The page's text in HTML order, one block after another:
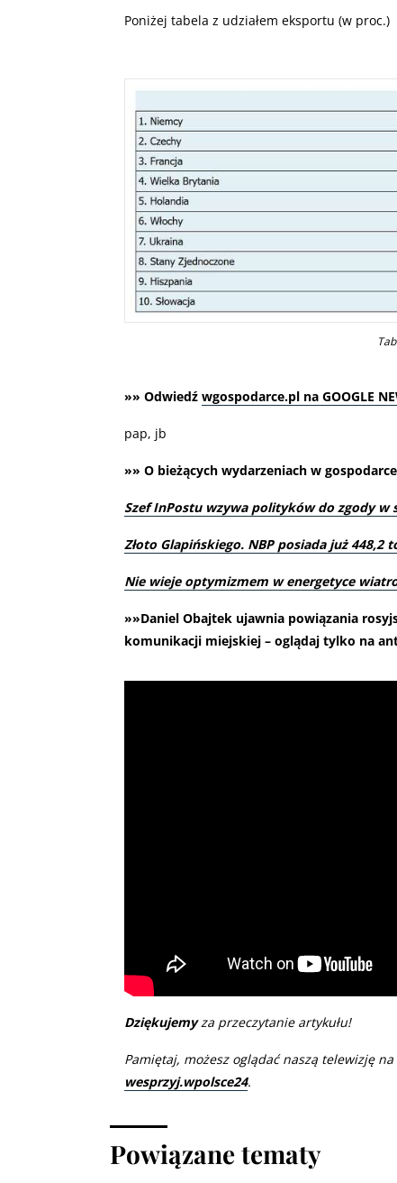
Poniżej tabela z udziałem eksportu (w proc.)
»» Odwiedź wgospodarce.pl na GOOGLE
pap, jb
»» O bieżących wydarzeniach w
Szef InPostu wzywa polityków do zgody w
Złoto Glapińskiego. NBP posiada już 448,2
Nie wieje optymizmem w energetyce
»»Daniel Obajtek ujawnia powiązania
komunikacji miejskiej – oglądaj tylko na
Dziękujemyza przeczytanie artykułu!
Pamiętaj, możesz oglądać naszą telewizję na
wesprzyj.wpolsce24.
Powiązane tematy